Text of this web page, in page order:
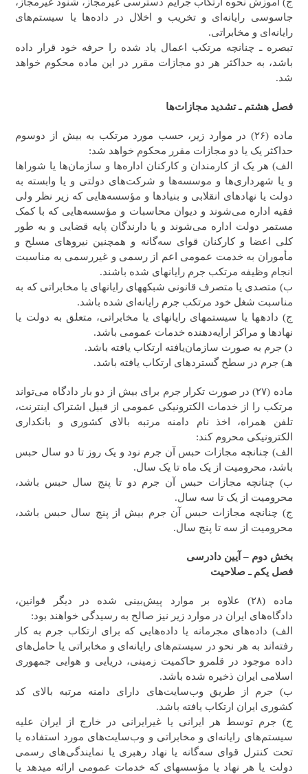
جاسوسی رایانه‌ای و تخریب و اخلال در داده‌ها یا سیستم‌های
رایانه‌ای و مخابراتی.
تبصره ـ چنانچه مرتکب اعمال یاد شده را حرفه خود قرار داده
باشد، به حداکثر هر دو مجازات مقرر در این ماده محکوم خواهد
شد.
فصل هشتم ـ تشدید مجازات‌ها
ماده (۲۶) در موارد زیر، حسب مورد مرتکب به بیش از دوسوم
حداکثر یک یا دو مجازات مقرر محکوم خواهد شد:
الف) هر یک از کارمندان و کارکنان اداره‌‌ها و سازمان‌‌ها یا شوراها
و یا شهرداری‌‌ها و موسسه‌‌ها و شرکت‌های دولتی و یا وابسته به
دولت یا نهادهای انقلابی و بنیادها و مؤسسه‌هایی که زیر نظر ولی
فقیه اداره می‌شوند و دیوان محاسبات و مؤسسه‌هایی که با کمک
مستمر دولت اداره می‌شوند و یا دارندگان پایه قضایی و به طور
کلی اعضا و کارکنان قوای سه‌گانه و همچنین نیروهای مسلح و
مأموران به خدمت عمومی اعم از رسمی و غیررسمی به مناسبت
انجام وظیفه مرتکب جرم رایانه‎ای شده باشند.
ب) متصدی یا متصرف قانونی شبکه‎های رایانه‎ای یا مخابراتی که به
مناسبت شغل خود مرتکب جرم رایانه‌ای شده باشد.
ج) داده‎ها یا سیستم‎های رایانه‎ای یا مخابراتی، متعلق به دولت یا
نهادها و مراکز ارایه‌دهنده خدمات عمومی باشد.
د) جرم به صورت سازمان‌یافته ارتکاب یافته باشد.
هـ) جرم در سطح گسترده‎ای ارتکاب یافته باشد.
ماده (۲۷) در صورت تکرار جرم برای بیش از دو بار دادگاه می‌تواند
مرتکب را از خدمات الکترونیکی عمومی از قبیل اشتراک اینترنت،
تلفن همراه، اخذ نام دامنه مرتبه بالای کشوری و بانکداری
الکترونیکی محروم کند:
الف) چنانچه مجازات حبس آن جرم نود و یک روز تا دو سال حبس
باشد، محرومیت از یک ماه تا یک سال.
ب) چنانچه مجازات حبس آن جرم دو تا پنج سال حبس باشد،
محرومیت از یک تا سه سال.
ج) چنانچه مجازات حبس آن جرم بیش از پنج سال حبس باشد،
محرومیت از سه تا پنج سال.
بخش دوم – آیین دادرسی
فصل یکم ـ‌ صلاحیت
ماده (۲۸) علاوه بر موارد پیش‌بینی شده در دیگر قوانین،
دادگاه‌های ایران در موارد زیر نیز صالح به رسیدگی خواهند بود:
الف) داده‌های مجرمانه یا داده‌هایی که برای ارتکاب جرم به کار
رفته‌اند به هر نحو در سیستم‌های رایانه‌ای و مخابراتی یا حامل‌های
داده موجود در قلمرو حاکمیت زمینی، دریایی و هوایی جمهوری
اسلامی ایران ذخیره شده باشد.
ب) جرم از طریق وب‌سایت‌های دارای دامنه‌ مرتبه بالای کد
کشوری ایران ارتکاب یافته باشد.
ج) جرم توسط هر ایرانی یا غیرایرانی در خارج از ایران علیه
سیستم‌های رایانه‌ای و مخابراتی و وب‌سایت‌های مورد استفاده یا
تحت کنترل قوای سه‌گانه یا نهاد رهبری یا نمایندگی‌های رسمی
دولت یا هر نهاد یا مؤسسه‎ای که خدمات عمومی ارائه می‎دهد یا